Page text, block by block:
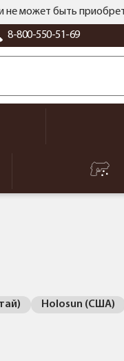
не может быть
8-800-550-51-69
Holosun (США)